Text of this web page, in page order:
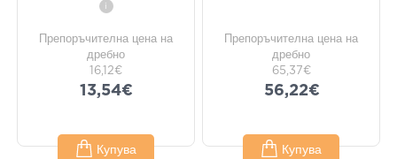
i
Препоръчителна цена на
дребно
16,12€
13,54€
Купува
Препоръчителна цена на
дребно
65,37€
56,22€
Купува